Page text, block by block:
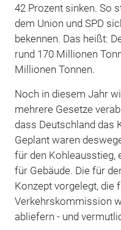
42 Prozent sinken. So
dem Union und SPD
bekennen. Das heißt:
rund 170 Millionen
Millionen Tonnen.
Noch in diesem Jahr
mehrere Gesetze
dass Deutschland das
Geplant waren
für den Kohleausstieg,
für Gebäude. Die für
Konzept vorgelegt, die
Verkehrskommission
abliefern - und